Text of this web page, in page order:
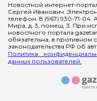
Новостной интернет-
Сергей Иванович.
телефон: 8 (967) 930-71-04.
Мира, д. 3, помещ. 3. При
новостного портала
обязательна, в противном
законодательства РФ об
Политика
данных пользователей.